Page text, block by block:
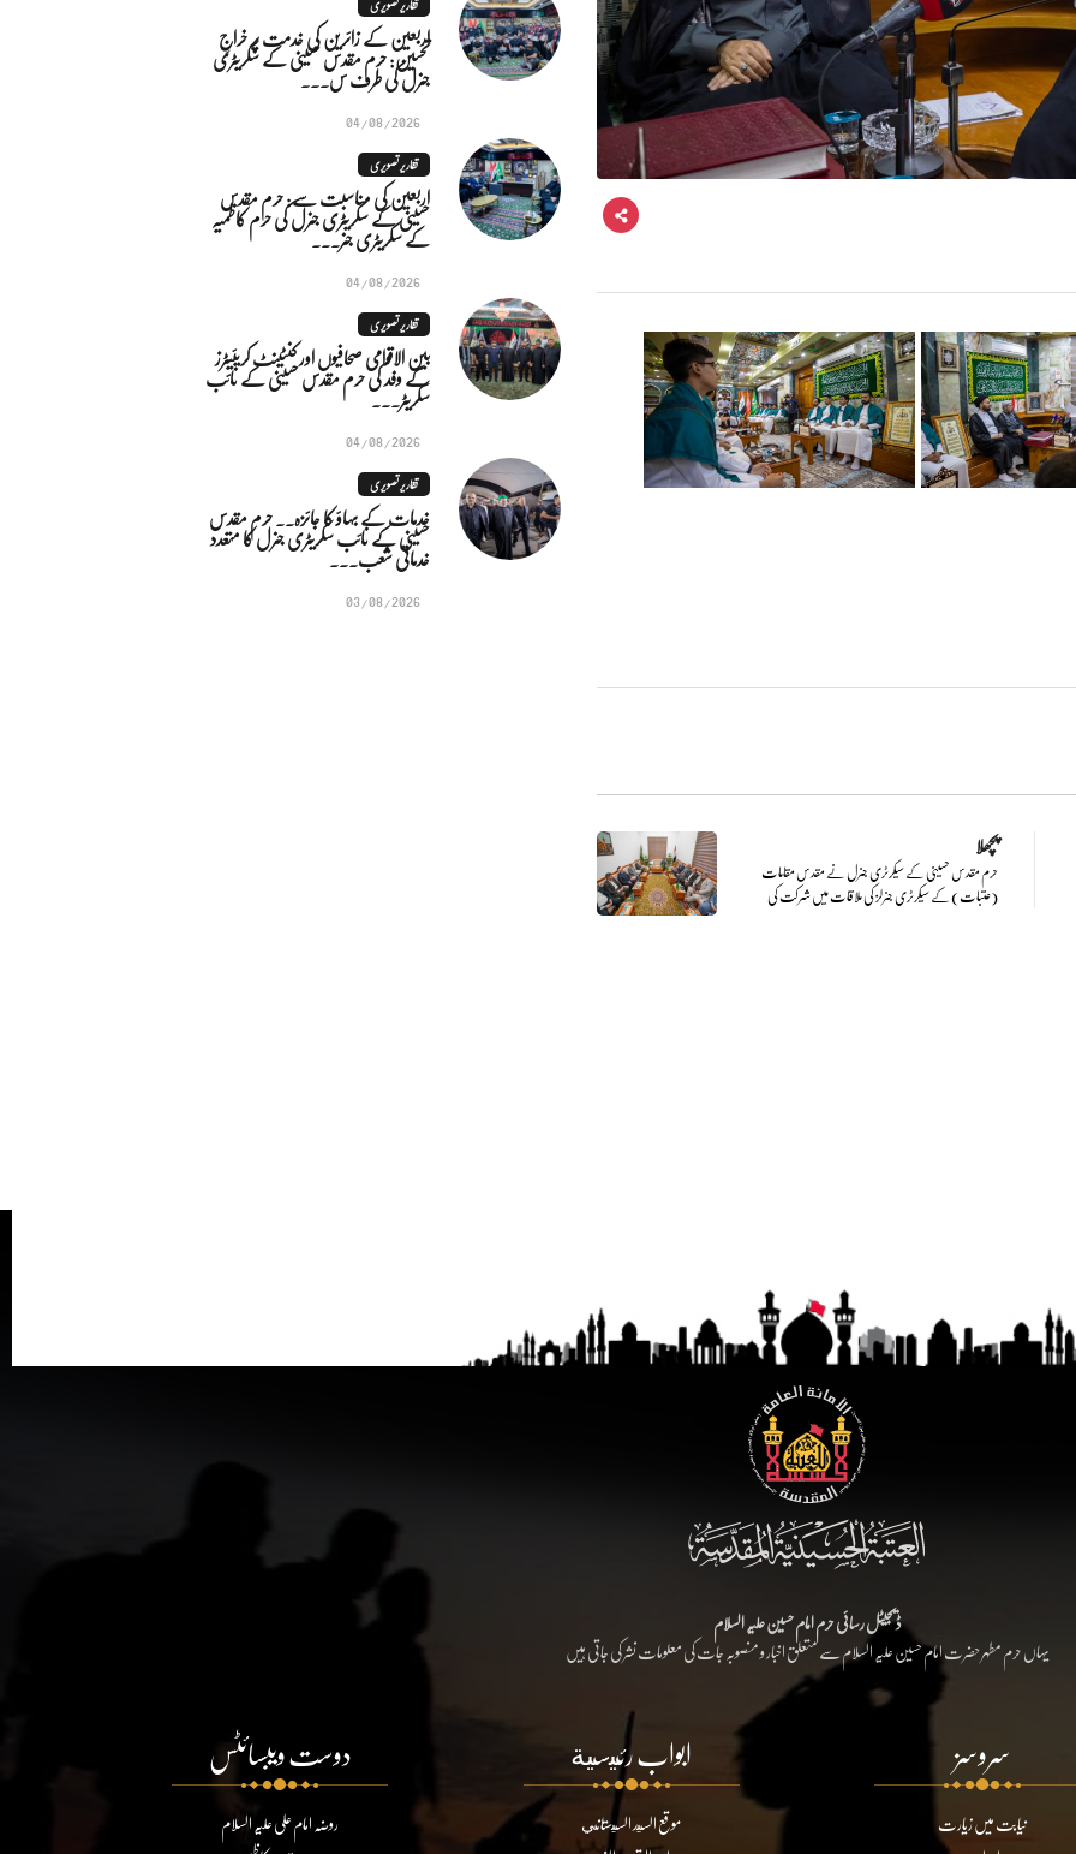
پچھلا
حرم مقدس حسینی کے سیکرٹری جنرل نے مقدس مقامات
(عتبات) کے سیکرٹری جنرلز کی ملاقات میں شرکت کی
اربعین کے زائرین کی خدمت پر خراجِ
تحسین: حرم مقدس حسینی کے سکریٹری
جنرل کی طرف س...
04/08/2026
تقاریر تصویری
اربعین کی مناسبت سے: حرم مقدس
حسینی کے سکریٹری جنرل کی حرم کاظمیہ
کے سکریٹری جنر...
04/08/2026
تقاریر تصویری
بین الاقوامی صحافیوں اور کنٹینٹ کریئیٹرز
کے وفد کی حرم مقدس حسینی کے نائب
سکریٹر...
04/08/2026
تقاریر تصویری
خدمات کے بہاؤ کا جائزہ.. حرم مقدس
حسینی کے نائب سکریٹری جنرل کا متعدد
خدماتی شعب...
03/08/2026
ڈیجیٹل رسائی حرم امام حسین علیہ السلام
یہاں حرم مطہر حضرت امام حسین علیہ السلام سے متعلق اخبار و منصوبہ جات کی معلومات نشر کی جاتی ہیں
سروسز
نیابت میں زیارت
ابواب رئيسية
موقع السيد السيستاني
دوست ویبسائٹس
روضہ امام علی علیہ السلام